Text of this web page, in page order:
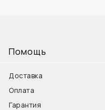
Помощь
Доставка
Оплата
Гарантия